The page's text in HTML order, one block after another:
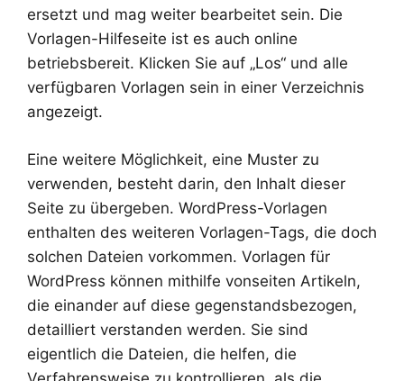
ersetzt und mag weiter bearbeitet sein. Die
Vorlagen-Hilfeseite ist es auch online
betriebsbereit. Klicken Sie auf „Los“ und alle
verfügbaren Vorlagen sein in einer Verzeichnis
angezeigt.
Eine weitere Möglichkeit, eine Muster zu
verwenden, besteht darin, den Inhalt dieser
Seite zu übergeben. WordPress-Vorlagen
enthalten des weiteren Vorlagen-Tags, die doch
solchen Dateien vorkommen. Vorlagen für
WordPress können mithilfe vonseiten Artikeln,
die einander auf diese gegenstandsbezogen,
detailliert verstanden werden. Sie sind
eigentlich die Dateien, die helfen, die